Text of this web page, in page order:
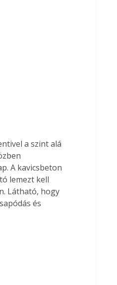
a szint alá
A kavicsbeton
lemezt kell
Látható, hogy
és